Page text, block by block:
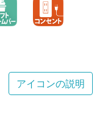
アイコンの説明